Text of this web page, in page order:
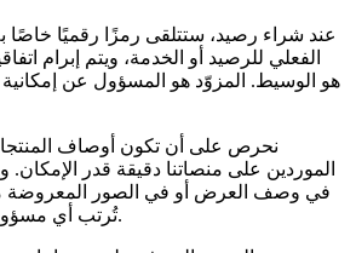
عند شراء رصيد، ستتلقى رمزًا رقميًا خاصًا
الفعلي للرصيد أو الخدمة، ويتم إبرام
نحرص على أن تكون أوصاف
الموردين على منصاتنا دقيقة قدر الإمكان.
في وصف العرض أو في الصور المعروضة
تُرتب أي مسؤولية علينا أو على المورد.